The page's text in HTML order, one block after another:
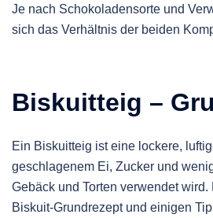
Je nach Schokoladensorte und
sich das Verhältnis der beiden
Biskuitteig –
Ein Biskuitteig ist eine lockere,
geschlagenem Ei, Zucker und
Gebäck und Torten verwendet wird.
Biskuit-Grundrezept und einigen